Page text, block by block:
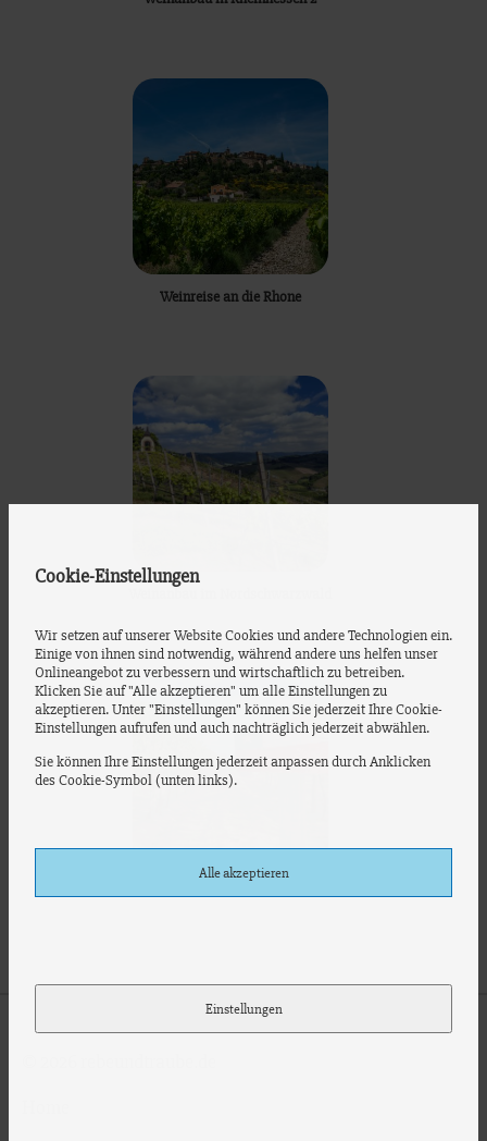
Weinreise an die Rhone
Cookie-Einstellungen
Wir setzen auf unserer Website Cookies und andere Technologien ein.
Einige von ihnen sind notwendig, während andere uns helfen unser
Onlineangebot zu verbessern und wirtschaftlich zu betreiben.
Klicken Sie auf "Alle akzeptieren" um alle Einstellungen zu
akzeptieren. Unter "Einstellungen" können Sie jederzeit Ihre Cookie-
Einstellungen aufrufen und auch nachträglich jederzeit abwählen.
Sie können Ihre Einstellungen jederzeit anpassen durch Anklicken
des Cookie-Symbol (unten links).
Alle akzeptieren
Einstellungen